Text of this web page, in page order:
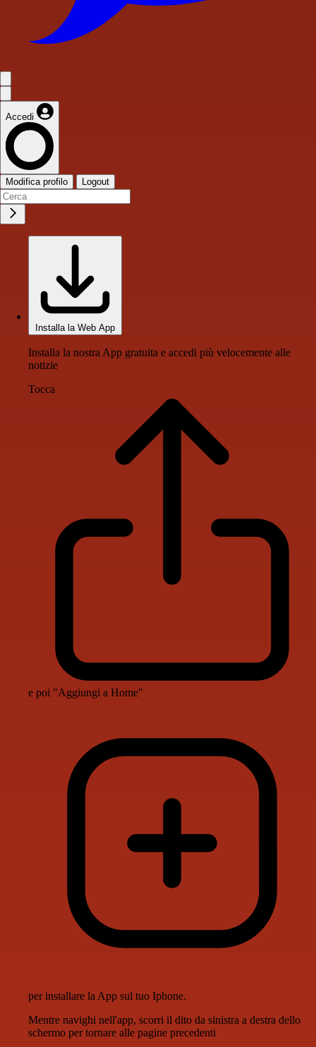
Accedi
Modifica profilo Logout
Installa la Web App
Installa la nostra App gratuita e accedi più velocemente alle
notizie
Tocca
e poi "Aggiungi a Home"
per installare la App sul tuo Iphone.
Mentre navighi nell'app, scorri il dito da sinistra a destra dello
schermo per tornare alle pagine precedenti